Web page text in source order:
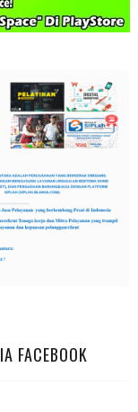
FACEBOOK